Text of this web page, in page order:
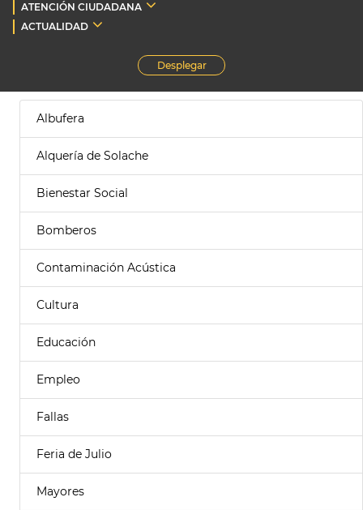
ATENCIÓN CIUDADANA
ACTUALIDAD
Desplegar
Albufera
Alquería de Solache
Bienestar Social
Bomberos
Contaminación Acústica
Cultura
Educación
Empleo
Fallas
Feria de Julio
Mayores